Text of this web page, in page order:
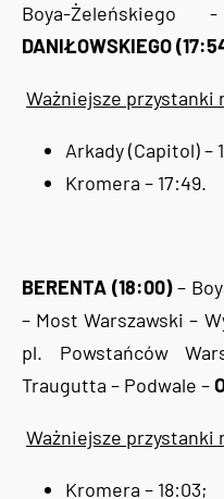
Boya-
DANIŁOWSKIEGO
Ważniejsze przystanki
Arkady (Capitol) –
Kromera – 17:49.
BERENTA (18:00)–
– Most Warszawski –
pl. Powstańców
Traugutta – Podwale –
Ważniejsze przystanki
Kromera – 18:03;